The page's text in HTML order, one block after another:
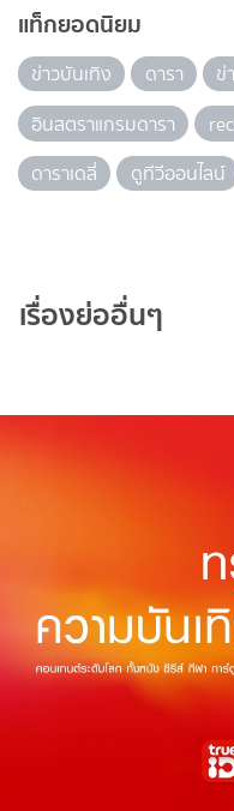
แท็กยอดนิยม
ข่าวบันเทิง ดารา ข่
อินสตราแกรมดารา
ดาราเดลี่
ดูทีวีออนไลน์
เรื่องย่ออื่นๆ